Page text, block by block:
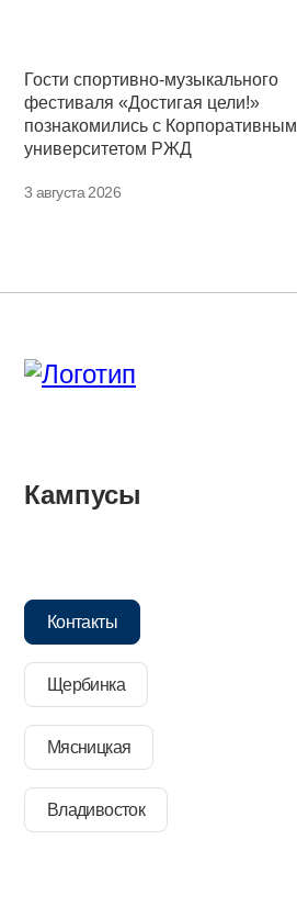
Гости спортивно-музыкального
фестиваля «Достигая цели!»
познакомились с Корпоративным
университетом РЖД
3 августа 2026
Кампусы
Контакты
Щербинка
Мясницкая
Владивосток